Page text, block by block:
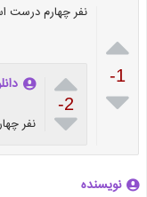

-1

نفر چهارم درست

-2
 نفر
نویسنده